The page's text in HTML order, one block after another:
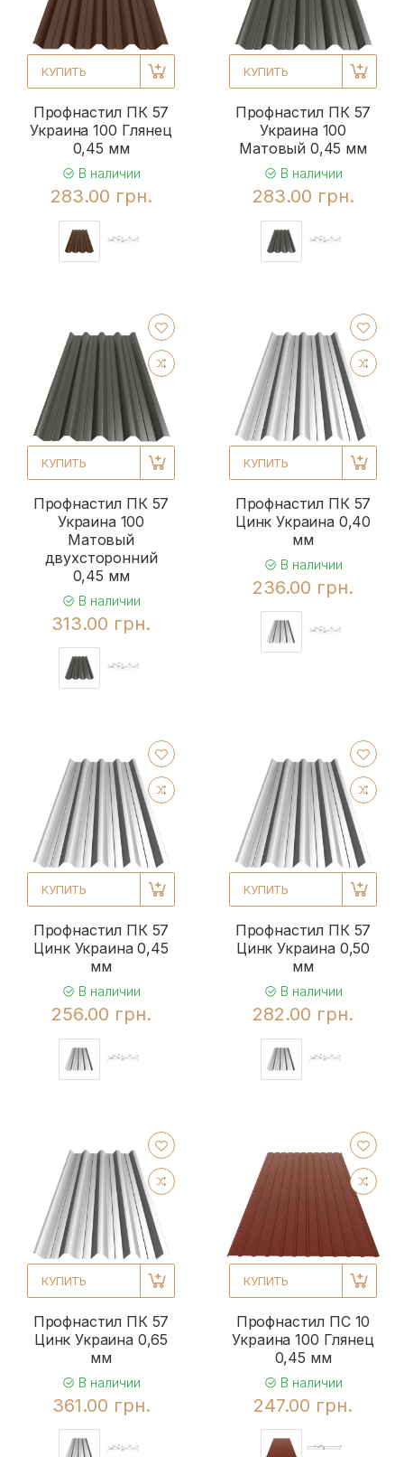
КУПИТЬ
Профнастил ПК 57
Украина 100 Глянец
0,45 мм
В наличии
283.00 грн.
КУПИТЬ
Профнастил ПК 57
Украина 100
Матовый 0,45 мм
В наличии
283.00 грн.
КУПИТЬ
Профнастил ПК 57
Украина 100
Матовый
двухсторонний
0,45 мм
В наличии
313.00 грн.
КУПИТЬ
Профнастил ПК 57
Цинк Украина 0,40
мм
В наличии
236.00 грн.
КУПИТЬ
Профнастил ПК 57
Цинк Украина 0,45
мм
В наличии
256.00 грн.
КУПИТЬ
Профнастил ПК 57
Цинк Украина 0,50
мм
В наличии
282.00 грн.
КУПИТЬ
Профнастил ПК 57
Цинк Украина 0,65
мм
В наличии
361.00 грн.
КУПИТЬ
Профнастил ПС 10
Украина 100 Глянец
0,45 мм
В наличии
247.00 грн.